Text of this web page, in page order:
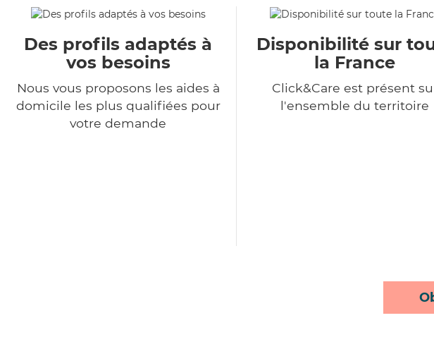
Des profils adaptés à
vos besoins
Nous vous proposons les aides à
domicile les plus qualifiées pour
votre demande
Disponibilité sur
la France
Click&Care est présent
l'ensemble du territoire